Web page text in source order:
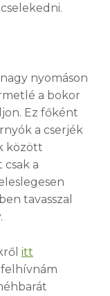
nyomáson
a bokor
Ez főként
a cserjék
között
a
tavasszal
itt
felhívnám